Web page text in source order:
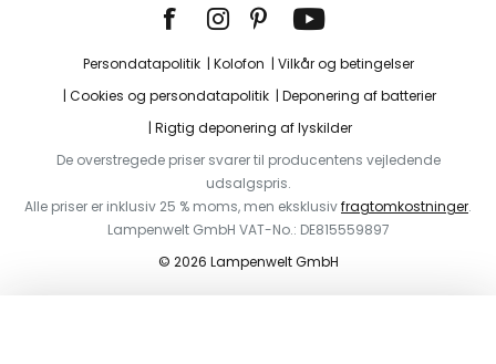
Persondatapolitik Kolofon
Vilkår og betingelser
Cookies og persondatapolitik
Deponering af batterier
Rigtig deponering af lyskilder
De overstregede priser svarer til producentens vejledende
udsalgspris.
Alle priser er inklusiv 25 % moms, men eksklusivfragtomkostninger.
Lampenwelt GmbH VAT-No.: DE815559897
© 2026 Lampenwelt GmbH